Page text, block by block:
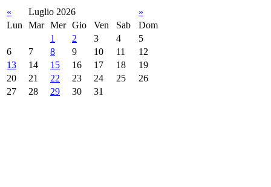
« Luglio 2026
»
Lun
Mar Mer Gio Ven Sab
Dom
1
2 3 4
5
6
7 8 9 10 11
12
13
14 15 16 17 18
19
20
21 22 23 24 25
26
27
28 29 30 31